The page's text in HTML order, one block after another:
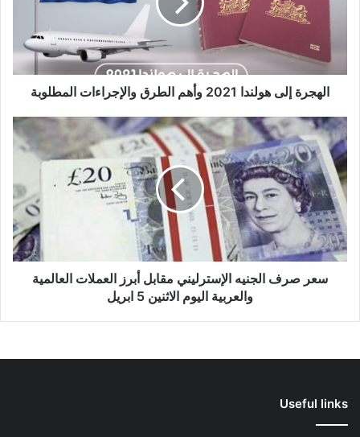
وأهم
الطرق
والإجراءات
المطلوبة
الهجرة إلى هولندا 2021 وأهم الطرق والإجراءات المطلوبة
سعر
صرف
الجنيه
الإسترليني
مقابل
أبرز
العملات
العالمية
والعربية
اليومسعر صرف الجنيه الإسترليني مقابل أبرز العملات العالمية
والعربية اليوم الاثنين 5 ابريل
Useful links